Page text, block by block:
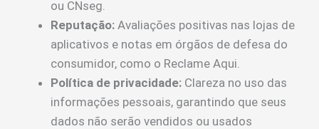
ou CNseg.
Reputação: Avaliações positivas nas lojas de
aplicativos e notas em órgãos de defesa do
consumidor, como o Reclame Aqui.
Política de privacidade: Clareza no uso das
informações pessoais, garantindo que seus
dados não serão vendidos ou usados